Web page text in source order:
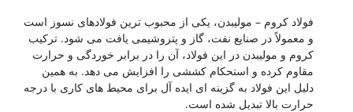
فولاد کروم – مولیبدن، یکی از محبوب ترین فولادهای نسوز است
و معمولاً در صنایع نفت، گاز و پتروشیمی یافت می شود. ترکیب
کروم و مولیبدن در این فولاد، آن را در برابر خوردگی و حرارت
مقاوم کرده و استحکام کششی را افزایش می دهد. به همین
دلیل این فولاد به گزینه ای ایده آل برای محیط های کاری با درجه
حرارت بالا تبدیل شده است.